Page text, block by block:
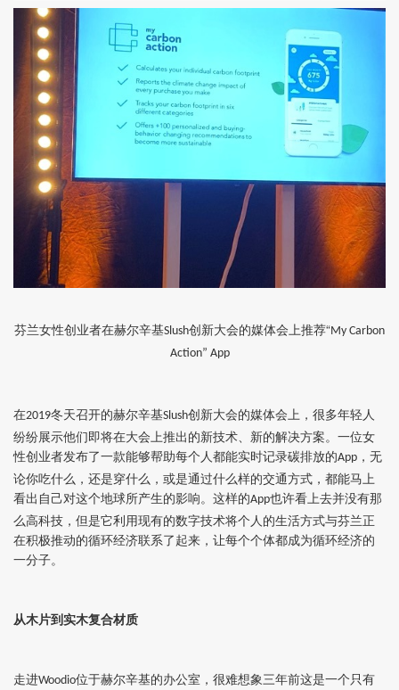
芬兰女性创业者在赫尔辛基Slush创新大会的媒体会上推荐“My Carbon
Action” App
在2019冬天召开的赫尔辛基Slush创新大会的媒体会上，很多年轻人
纷纷展示他们即将在大会上推出的新技术、新的解决方案。一位女
性创业者发布了一款能够帮助每个人都能实时记录碳排放的App ，无
论你吃什么，还是穿什么，或是通过什么样的交通方式，都能马上
看出自己对这个地球所产生的影响。这样的App也许看上去并没有那
么高科技，但是它利用现有的数字技术将个人的生活方式与芬兰正
在积极推动的循环经济联系了起来，让每个个体都成为循环经济的
一分子。
从木片到实木复合材质
走进Woodio位于赫尔辛基的办公室，很难想象三年前这是一个只有